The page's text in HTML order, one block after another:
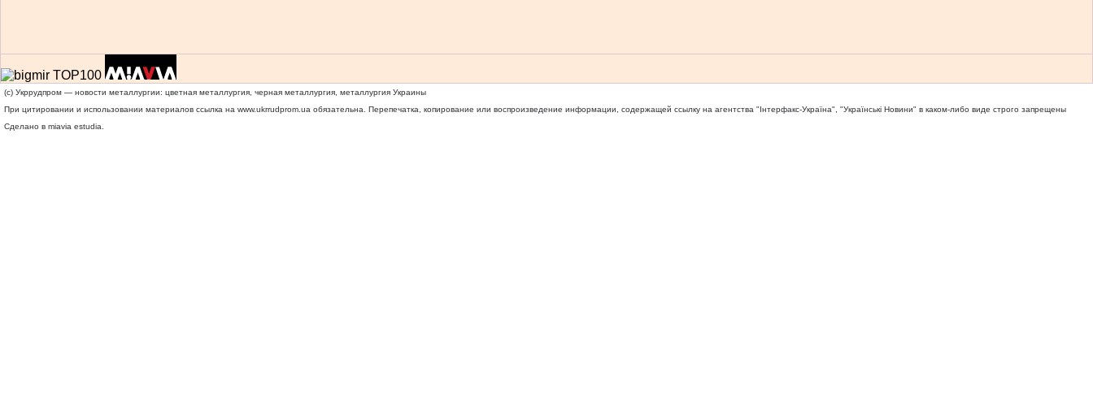
(c) Укррудпром — новости металлургии: цветная металлургия, черная металлургия, металлургия Украины
При цитировании и использовании материалов ссылка на www.ukrrudprom.ua обязательна. Перепечатка, копирование или воспроизведение информации, содержащей ссылку на агентства "Iнтерфакс-Україна", "Українськi Новини" в каком-либо виде строго запрещены
Сделано в miavia estudia.